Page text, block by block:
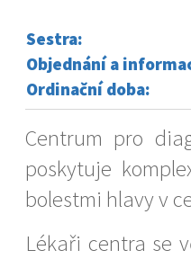
Sestra:
Objednání a
Ordinační doba:
Centrum pro
poskytuje
bolestmi hlavy v
Lékaři centra se